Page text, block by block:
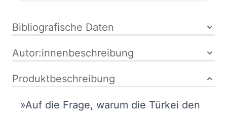
Bibliografische Daten
Autor:innenbeschreibung
Produktbeschreibung
»Auf die Frage, warum die Türkei den